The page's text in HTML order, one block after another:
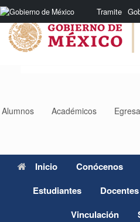
Nota:
este
sitio
web
incluye
Tramite
Saltar
al
contenido
Alumnos Académicos
Inicio Conócenos
Estudiantes
Docentes
Vinculación